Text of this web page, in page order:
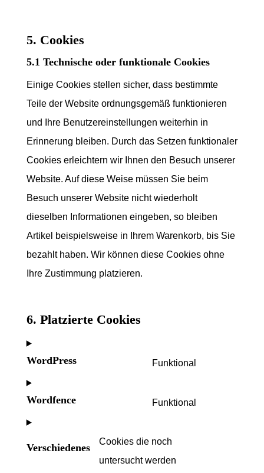
5. Cookies
5.1 Technische oder funktionale Cookies
Einige Cookies stellen sicher, dass bestimmte
Teile der Website ordnungsgemäß funktionieren
und Ihre Benutzereinstellungen weiterhin in
Erinnerung bleiben. Durch das Setzen funktionaler
Cookies erleichtern wir Ihnen den Besuch unserer
Website. Auf diese Weise müssen Sie beim
Besuch unserer Website nicht wiederholt
dieselben Informationen eingeben, so bleiben
Artikel beispielsweise in Ihrem Warenkorb, bis Sie
bezahlt haben. Wir können diese Cookies ohne
Ihre Zustimmung platzieren.
6. Platzierte Cookies
WordPress
Funktional
Wordfence
Funktional
Verschiedenes
Cookies die noch
untersucht werden